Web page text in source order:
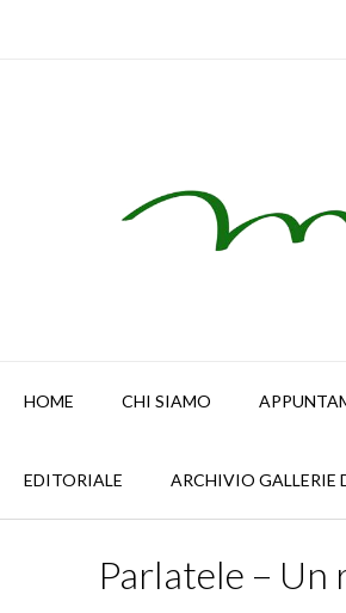
HOME CHI SIAMO
EDITORIALE ARCHIVIO GALLERIE
Parlatele – Un